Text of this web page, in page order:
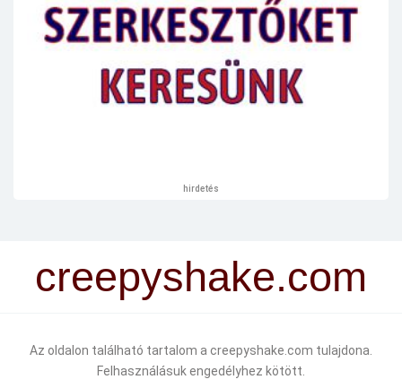
hirdetés
creepyshake.com
Az oldalon található tartalom a creepyshake.com tulajdona.
Felhasználásuk engedélyhez kötött.